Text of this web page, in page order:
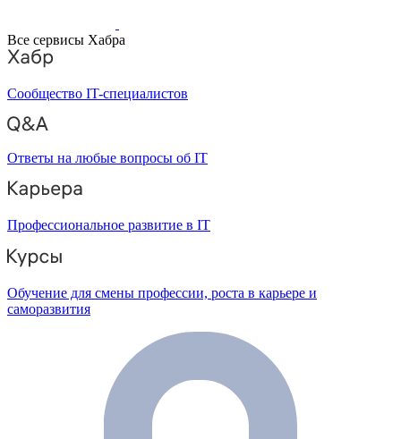
Все сервисы Хабра
Сообщество IT-специалистов
Ответы на любые вопросы об IT
Профессиональное развитие в IT
Обучение для смены профессии, роста в карьере и
саморазвития